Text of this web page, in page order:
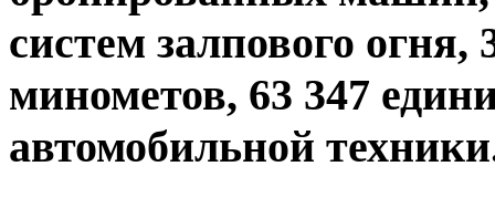
систем залпового
минометов, 63 347
автомобильной